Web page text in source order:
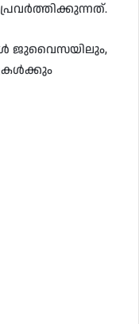
ജുവൈസയിലും,